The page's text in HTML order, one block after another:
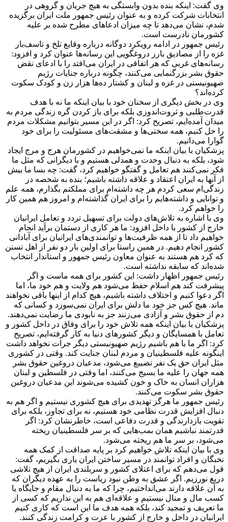
وی گفت: اینکه بنده بدون وابستگی به هیچ جریان و گروهی در
انتخابات شرکت کرده و به عنوان رئیس جمهور ملت ایران برگزیده
شدم، نشان می‌دهد تا چه میزان ادعا‌های مطرح شده بر علیه
کشورمان نادرست است.
رئیس جمهور در ادامه رویکرد دوگانه درباره وقایع تلخ و تاسف‌بار
غزه را از مصادیق بارز دروغگویی این رسانه‌ها عنوان کرد و افزود:
رسانه‌های غربی که هر اتفاقی در ایران می‌افتد را با ادعای نقض
حقوق بشر بزرگنمایی می‌کنند، چگونه درباره جنایات رژیم
صهیونیستی در غزه و لبنان و کشتار ده‌ها هزار زن و کودک سکوت
کرده‌اند؟
وی در بخش دیگری از سخنان خود با بیان اینکه ما نه با هدف
قدرت‌طلبی و ثروت‌اندوزی بلکه برای باز کردن گره زندگی مردم به
میدان آمده‌ایم، تصریح کرد: اگر در این مسیر بتوانیم مشکلات مردم
را حل کنیم، همه سختی‌ها و مشقت‌های مسئولیت را برای خود
گوارا می‌دانیم.
پزشکیان با بیان اینکه ما نمی‌خواهیم در کشورمان هرج و مرج ایجاد
شود، بلکه به دنبال وحدت و همدلی هستیم و با دیگرانی که مثل ما
فکر نمی‌کنند هم تعامل و گفتگو خواهیم کرد، گفت: چه بسا ما بیش
از آنها به ایران اعتقاد و علاقه داشته باشیم؛ بنده به شخصه در
زندگی‌ام سعی کردم هر چه داشته‌ام برای مملکتم بگذارم، همه علم
و توانایی و داشته‌هایم را برای ایران گذاشته‌ام و امروز هم همین کار
را خواهم کرد.
وی با اشاره به تلاش‌های دولت برای تسهیل تردد و تعامل ایرانیان
خارج از کشور با داخل افزود: ما هر کاری از دستمان برآید انجام
خواهیم داد تا از همه ظرفیت‌ها و توانمندی‌های ایرانیان برای آبادانی
کشور انجام دهیم. در همین راستا برای اولین بار دو نفر از اهل تسنن
که کرد هم هستند به عنوان معاون رئیس جمهور و استاندار انتخاب
شده‌اند که سابقه نداشته است.
رئیس جمهور اظهار داشت: این کشور برای همه ماست و اگر
پیشرفت کند هم اسلام حفظ می‌شود هم ولایت و هم خود ما، اما
اگر دعوا کنیم و اختلاف داشته باشیم، هیچ کدام از اینها باقی نخواهند
ماند. هیچ کس جز خود ما دلش برای ایران نمی‌سوزد و کسانی که
دم از حقوق بشر و آزادی می‌زنند جز به نابودی ما رضایت نمی‌دهند.
پزشکیان با بیان اینکه همه تلاش خود را برای وفاق در داخل کشور و
تعامل با همسایگان و دیگر کشور‌های دنیا به کار گرفته‌ایم، تصریح
کرد: اگر ما با هم باشیم رژیم صهیونیستی دیگر جرات نخواهد داشت
اینگونه علیه فلسطینیان و مردم لبنان جنایت کند. وقتی در کشوری
مثل ایران حق یک نفر تضییع می‌شود، مدعیان دروغین حقوق بشر
همه جهان را علیه ما بسیج می‌کنند، اما وقتی در فلسطین و لبنان
هزاران انسان به خاک و خون کشیده می‌شوند این مدعیان دروغین
حقوق بشر سکوت می‌کنند.
رئیس جمهور ما هرگز تهدیدی برای هیچ کشوری نیستیم و اگر هم به
دنبال افزایش قدرت نظامی خود هستیم، نه برای تجاوز، بلکه برای
تقویت بازدارندگی و قدرت دفاعی است، خاطرنشان کرد: اگر
قدرتمند نباشیم همان بمب‌هایی که بر سر فلسطینیان ریخته
می‌شود، بر سر ما هم ریخته می‌شود.
وی با بیان اینکه تلاش خواهیم کرد بر پایه صداقت از کمک همه
نخبگان و افراد توانمند در مسیر ساختن ایران یاری بگیریم، گفت:
قول می‌دهم که برای اعتلای کشور و سربلندی ایران از هیچ تلاشی
دریغ نورزیم. اگر عشق به وطن نبود ریاست را به عهده دیگران که
به آن علاقه دارند می‌انداختیم، چرا که ما به دنبال مقام و جایگاه یا
کسب مال و منال نیستیم و علاقه‌ای هم به این نداریم که کسی از
ما تعریف و تمجید کند، بلکه همه هدف ما این است که کاری کنیم
ایرانیان در داخل و خارج از کشور با عزت و کرامت زندگی کنند.